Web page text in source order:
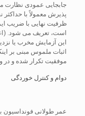
جابجایی عمودی نظارت
پذیرش معمولاً با حداکثر
ظرفیت نهایی با ضریب
است، تعریف می شود.
این آزمایش مخرب یا
اثبات ملموس مبنی بر
موفقیت تکرار شده و در
دوام و کنترل خوردگی
عمر طولانی فونداسیون